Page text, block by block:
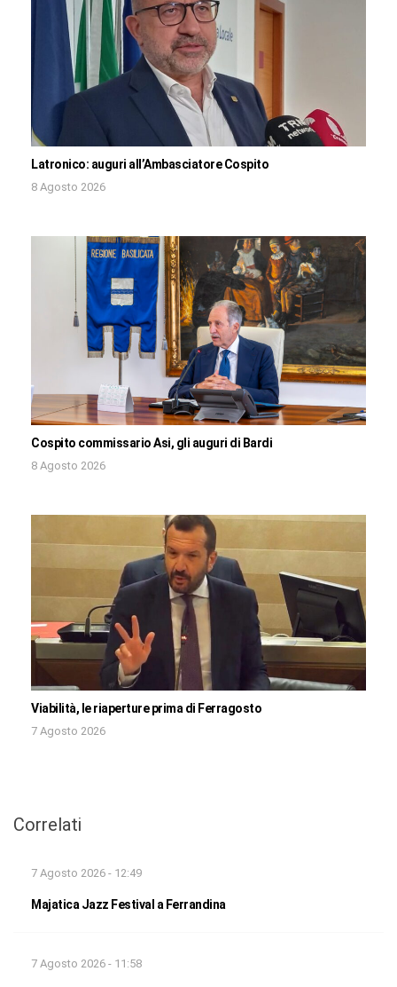
Latronico: auguri all’Ambasciatore Cospito
8 Agosto 2026
Cospito commissario Asi, gli auguri di Bardi
8 Agosto 2026
Viabilità, le riaperture prima di Ferragosto
7 Agosto 2026
Correlati
7 Agosto 2026 - 12:49
Majatica Jazz Festival a Ferrandina
7 Agosto 2026 - 11:58